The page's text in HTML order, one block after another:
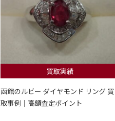
買取実績
函館のルビー ダイヤモンド リング 買
取事例｜高額査定ポイント